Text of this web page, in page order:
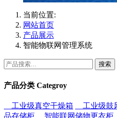
当前位置:
网站首页
产品展示
智能物联网管理系统
搜索
产品分类 Categroy
工业级真空干燥箱 工业级鼓
品存储柜
智能联网储物更衣柜